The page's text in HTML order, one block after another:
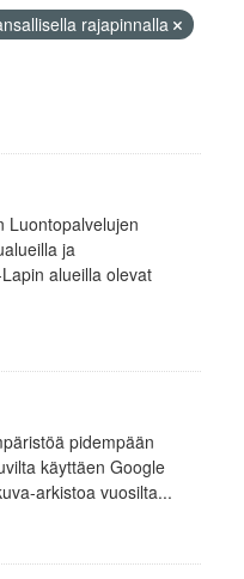
rajapinnalla
Luontopalvelujen
ja
alueilla olevat
pidempään
käyttäen Google
arkistoa vuosilta...